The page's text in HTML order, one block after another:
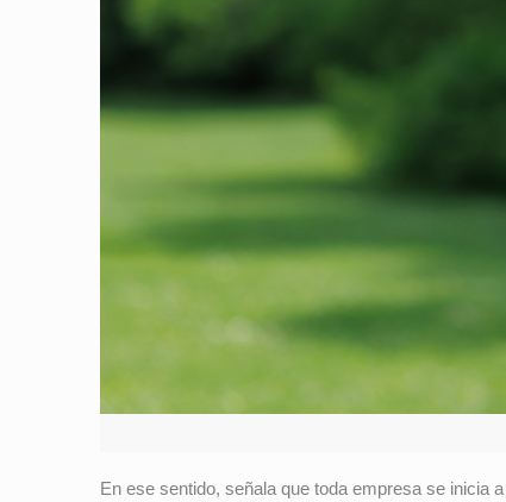
En ese sentido, señala que toda empresa se inicia